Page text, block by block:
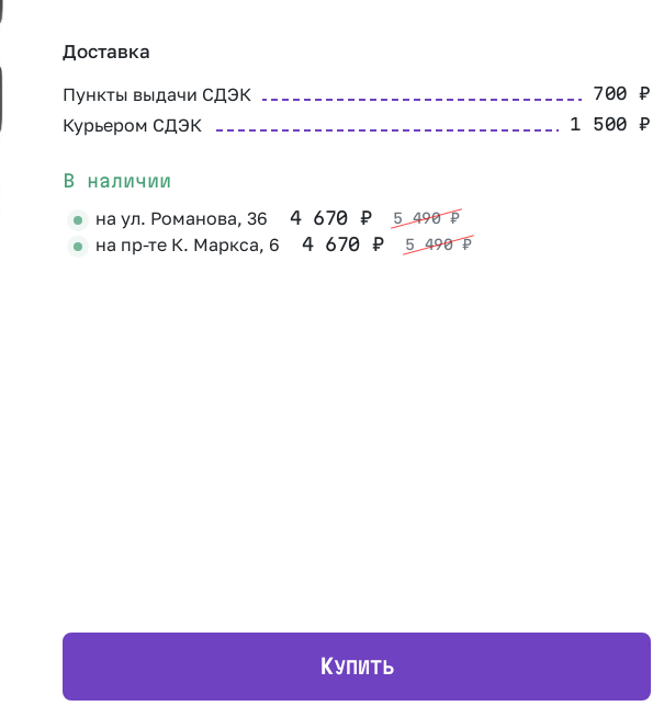
Доставка
Пункты выдачи СДЭК 700₽
Курьером СДЭК 1 500₽
В наличии
на ул. Романова, 36 4 670 ₽ 5 490₽
на пр-те К. Маркса, 6 4 670 ₽ 5 490₽
КУПИТЬ